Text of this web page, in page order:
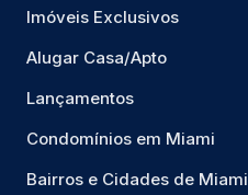
Imóveis Exclusivos
Alugar Casa/Apto
Lançamentos
Condomínios em Miami
Bairros e Cidades de Miami